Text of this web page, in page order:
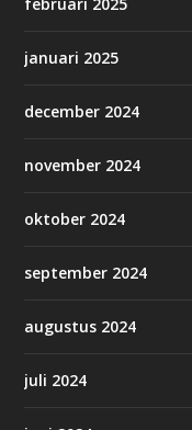
februari 2025
januari 2025
december 2024
november 2024
oktober 2024
september 2024
augustus 2024
juli 2024